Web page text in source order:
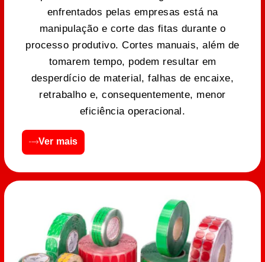
enfrentados pelas empresas está na
manipulação e corte das fitas durante o
processo produtivo. Cortes manuais, além de
tomarem tempo, podem resultar em
desperdício de material, falhas de encaixe,
retrabalho e, consequentemente, menor
eficiência operacional.
Ver mais